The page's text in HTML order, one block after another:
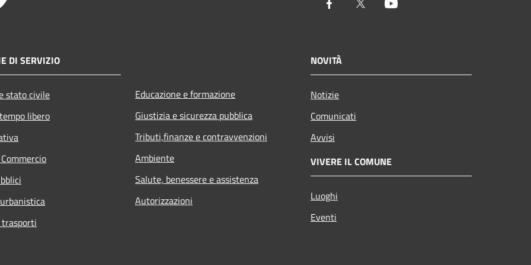
Facebook Twitter
DI SERVIZIO
stato civile
libero
Educazione e formazione
Giustizia e sicurezza pubblica
Tributi,finanze e contravvenzioni
Ambiente
Salute, benessere e assistenza
Autorizzazioni
NOVITÀ
Notizie
Comunicati
Avvisi
VIVERE IL COMUNE
Luoghi
Eventi